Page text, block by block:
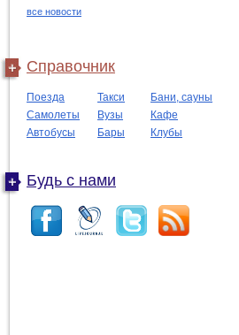
все новости
Справочник
Поезда Такси
Бани, сауны
Самолеты
Вузы
Кафе
Автобусы
Бары Клубы
Будь с нами